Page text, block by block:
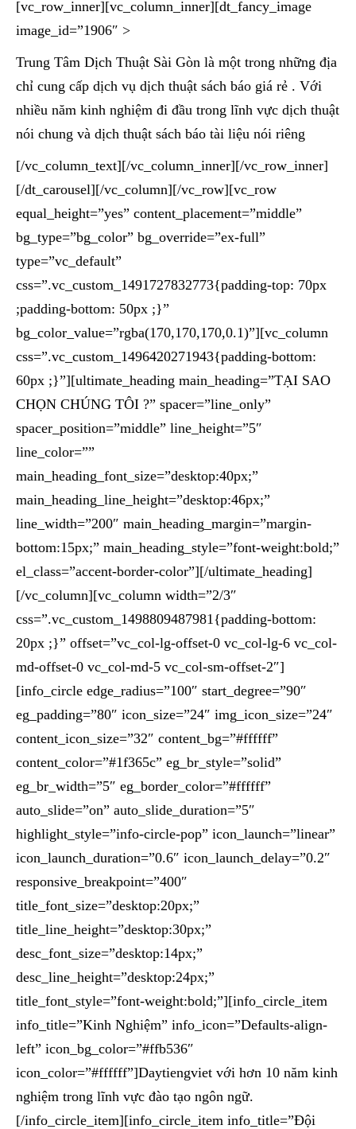
[vc_row_inner][vc_column_inner][dt_fancy_image
image_id=”1906″ >
Trung Tâm Dịch Thuật Sài Gòn là một trong những địa
chỉ cung cấp dịch vụ dịch thuật sách báo giá rẻ . Với
nhiều năm kinh nghiệm đi đầu trong lĩnh vực dịch thuật
nói chung và dịch thuật sách báo tài liệu nói riêng
[/vc_column_text][/vc_column_inner][/vc_row_inner]
[/dt_carousel][/vc_column][/vc_row][vc_row
equal_height=”yes” content_placement=”middle”
bg_type=”bg_color” bg_override=”ex-full”
type=”vc_default”
css=”.vc_custom_1491727832773{padding-top: 70px
;padding-bottom: 50px ;}”
bg_color_value=”rgba(170,170,170,0.1)”][vc_column
css=”.vc_custom_1496420271943{padding-bottom:
60px ;}”][ultimate_heading main_heading=”TẠI SAO
CHỌN CHÚNG TÔI ?” spacer=”line_only”
spacer_position=”middle” line_height=”5″
line_color=””
main_heading_font_size=”desktop:40px;”
main_heading_line_height=”desktop:46px;”
line_width=”200″ main_heading_margin=”margin-
bottom:15px;” main_heading_style=”font-weight:bold;”
el_class=”accent-border-color”][/ultimate_heading]
[/vc_column][vc_column width=”2/3″
css=”.vc_custom_1498809487981{padding-bottom:
20px ;}” offset=”vc_col-lg-offset-0 vc_col-lg-6 vc_col-
md-offset-0 vc_col-md-5 vc_col-sm-offset-2″]
[info_circle edge_radius=”100″ start_degree=”90″
eg_padding=”80″ icon_size=”24″ img_icon_size=”24″
content_icon_size=”32″ content_bg=”#ffffff”
content_color=”#1f365c” eg_br_style=”solid”
eg_br_width=”5″ eg_border_color=”#ffffff”
auto_slide=”on” auto_slide_duration=”5″
highlight_style=”info-circle-pop” icon_launch=”linear”
icon_launch_duration=”0.6″ icon_launch_delay=”0.2″
responsive_breakpoint=”400″
title_font_size=”desktop:20px;”
title_line_height=”desktop:30px;”
desc_font_size=”desktop:14px;”
desc_line_height=”desktop:24px;”
title_font_style=”font-weight:bold;”][info_circle_item
info_title=”Kinh Nghiệm” info_icon=”Defaults-align-
left” icon_bg_color=”#ffb536″
icon_color=”#ffffff”]Daytiengviet với hơn 10 năm kinh
nghiệm trong lĩnh vực đào tạo ngôn ngữ.
[/info_circle_item][info_circle_item info_title=”Đội